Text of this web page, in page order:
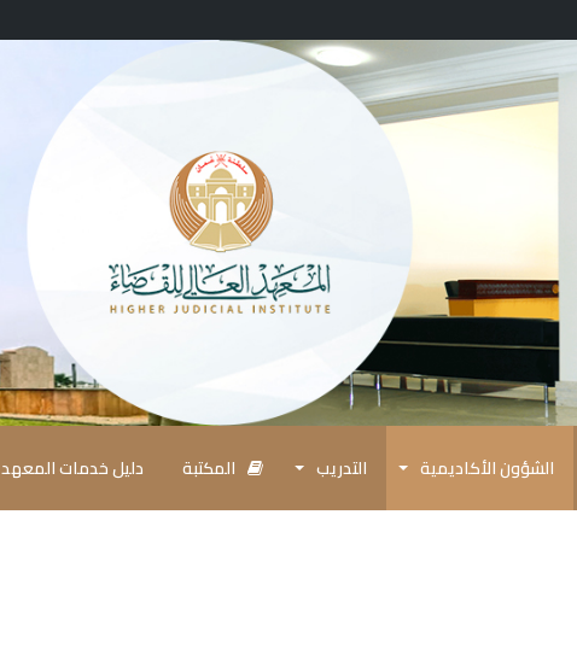
الشؤون الأكاديمية التدريب المكتبة دليل خدمات المعهد